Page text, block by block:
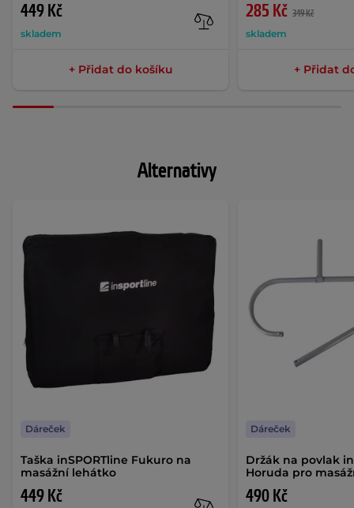
449 Kč
skladem
+ Přidat do košíku
285 Kč 349 Kč
skladem
+ Přidat
Alternativy
Taška inSPORTline Fukuro na
masážní lehátko
449 Kč
Dáreček
Držák na povlak
Horuda pro
490 Kč
Dáreček